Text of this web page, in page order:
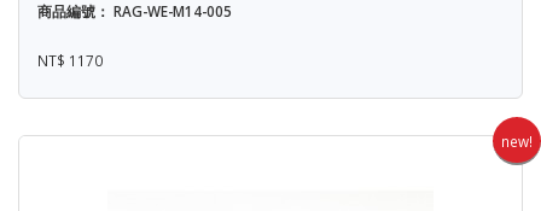
商品編號： RAG-WE-M14-005
NT$ 1170
new!